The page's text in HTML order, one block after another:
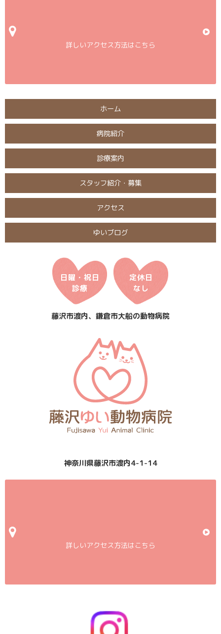
詳しいアクセス方法はこちら
ホーム
病院紹介
診療案内
スタッフ紹介・募集
アクセス
ゆいブログ
日曜・祝日
診療
定休日
なし
藤沢市渡内、鎌倉市大船の動物病院
神奈川県藤沢市渡内4-1-14
詳しいアクセス方法はこちら